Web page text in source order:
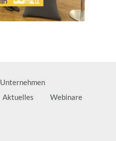
Unternehmen
Aktuelles Webinare